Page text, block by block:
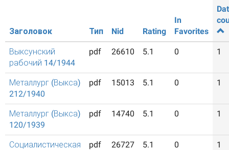
Заголовок Тип Nid Rating
In
Favorites
Выксунский
рабочий 14/1944
pdf 26610 5.1 0 1
Металлург (Выкса)
212/1940
pdf 15013 5.1 0 1
Металлург (Выкса)
120/1939
pdf 14740 5.1 0 1
Социалистическая
pdf 26727 5.1 0 1